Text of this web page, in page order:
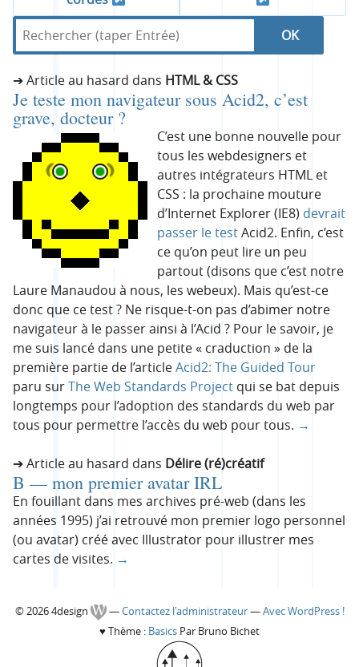
c
h
e
r
e
r
R
h
e
r
e
:
d
s
4
d
i
n
L
e
u
o
r
i
e
l
s
Article au hasard dans HTML & CSS
Je teste mon navigateur sous Acid2, c’est
grave, docteur ?
C’est une bonne nouvelle pour
tous les webdesigners et
autres intégrateurs HTML et
CSS : la prochaine mouture
d’Internet Explorer (IE8) devrait
passer le testAcid2. Enfin, c’est
ce qu’on peut lire un peu
partout (disons que c’est notre
Laure Manaudou à nous, les webeux). Mais qu’est-ce
donc que ce test ? Ne risque-t-on pas d’abimer notre
navigateur à le passer ainsi à l’Acid ? Pour le savoir, je
me suis lancé dans une petite « craduction » de la
première partie de l’articleAcid2: The Guided Tour
paru surThe Web Standards Project qui se bat depuis
longtemps pour l’adoption des standards du web par
tous pour permettre l’accès du web pour tous. →
L
e
s
u
Article au hasard dans Délire (ré)créatif
B — mon premier avatar IRL
En fouillant dans mes archives pré-web (dans les
années 1995) j’ai retrouvé mon premier logo personnel
(ou avatar) créé avec Illustrator pour illustrer mes
cartes de visites. →
C
© 2026 4design —Contactez l'administrateur—Avec WordPress !
♥ Thème : Basics Par Bruno Bichet